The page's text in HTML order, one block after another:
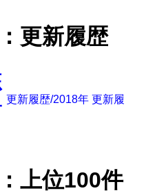
更新履歴
更新履歴/2018年 更新履
上位100件